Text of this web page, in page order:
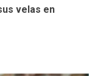
Muerto
velas en